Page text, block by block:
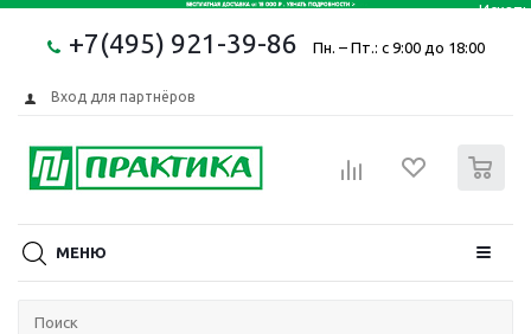
+7(495) 921-39-86 Пн. – Пт.: с 9:00 до 18:00
Вход для партнёров
МЕНЮ